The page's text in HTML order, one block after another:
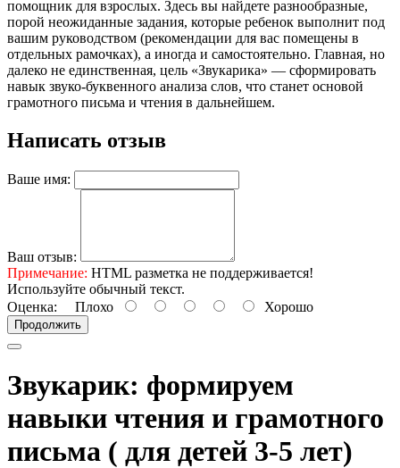
помощник для взрослых. Здесь вы найдете разнообразные,
порой неожиданные задания, которые ребенок выполнит под
вашим руководством (рекомендации для вас помещены в
отдельных рамочках), а иногда и самостоятельно. Главная, но
далеко не единственная, цель «Звукарика» — сформировать
навык звуко-буквенного анализа слов, что станет основой
грамотного письма и чтения в дальнейшем.
Написать отзыв
Ваше имя:
Ваш отзыв:
Примечание: HTML разметка не поддерживается!
Используйте обычный текст.
Оценка: Плохо Хорошо
Продолжить
Звукарик: формируем
навыки чтения и грамотного
письма ( для детей 3-5 лет)